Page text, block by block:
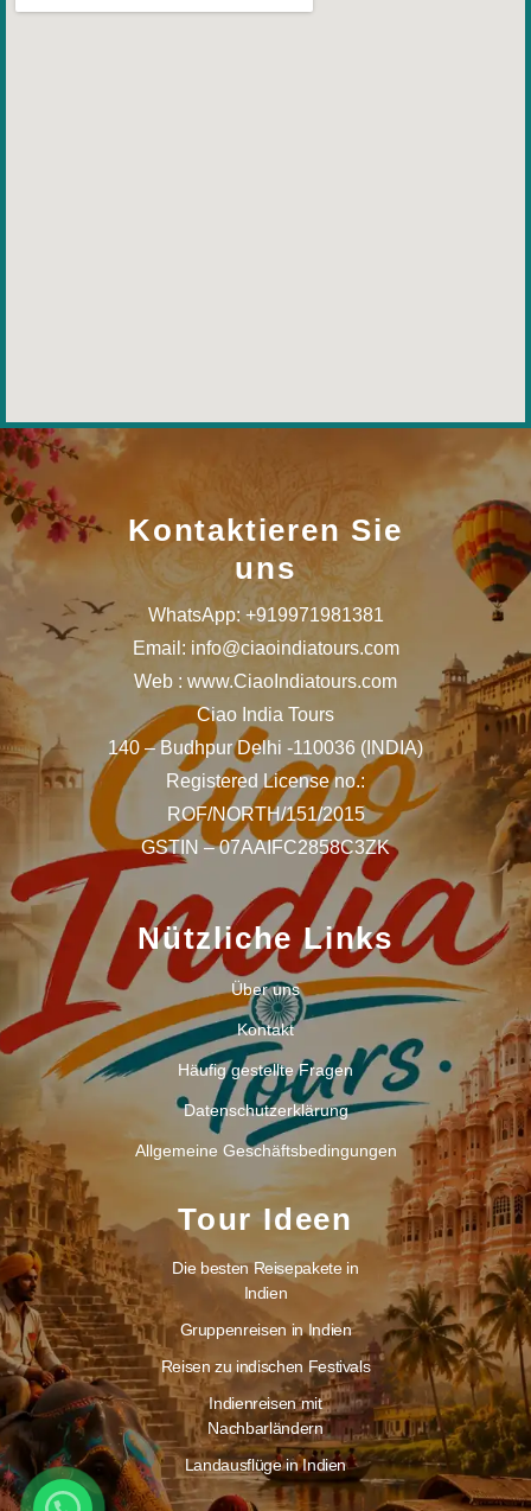
Kontaktieren Sie
uns
WhatsApp: +919971981381
Email: info@ciaoindiatours.com
Web : www.CiaoIndiatours.com
Ciao India Tours
140 – Budhpur Delhi -110036 (INDIA)
Registered License no.:
ROF/NORTH/151/2015
GSTIN – 07AAIFC2858C3ZK
Nützliche Links
Über uns
Kontakt
Häufig gestellte Fragen
Datenschutzerklärung
Allgemeine Geschäftsbedingungen
Tour Ideen
Die besten Reisepakete in
Indien
Gruppenreisen in Indien
Reisen zu indischen Festivals
Indienreisen mit
Nachbarländern
Landausflüge in Indien